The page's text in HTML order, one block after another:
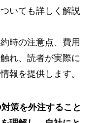
いても詳しく解説
時の注意点、費用
れ、読者が実際に
報を提供します。
策を外注すること